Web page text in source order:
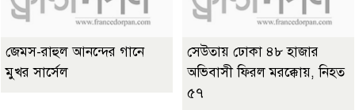
জেমস-রাহুল আনন্দের গানে
মুখর সার্সেল
সেউতায় ঢোকা ৪৮ হাজার
অভিবাসী ফিরল মরক্কোয়, নিহত
৫৭